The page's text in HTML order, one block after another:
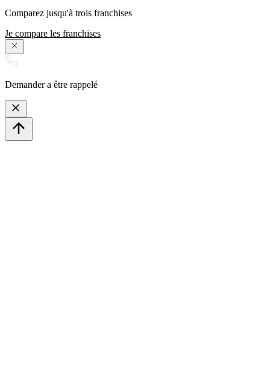
Comparez jusqu'à trois franchises
Je compare les franchises
Demander a être rappelé